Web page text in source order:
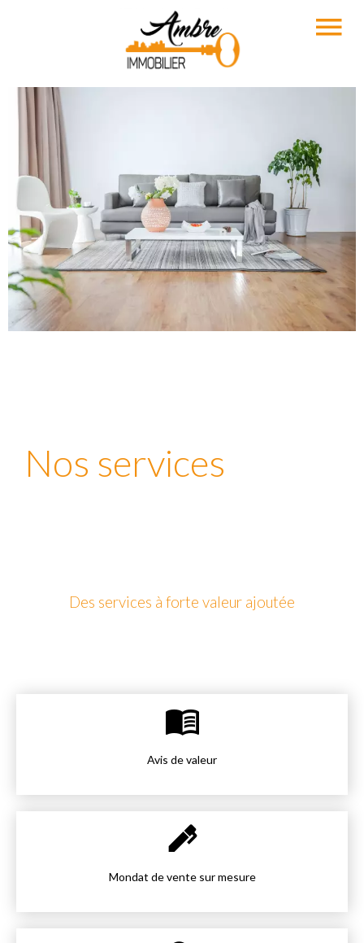
Nos services
Des services à forte valeur ajoutée
Avis de valeur
Mondat de vente sur mesure